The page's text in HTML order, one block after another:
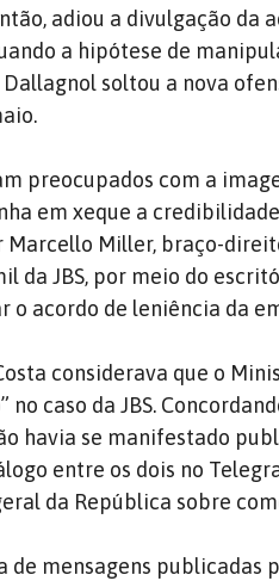
adiou a divulgação da
a hipótese de
soltou a nova
preocupados com a
em xeque a
Miller, braço-
da JBS, por meio do
o acordo de leniência da
considerava que o
no caso da JBS.
havia se manifestado
entre os dois no
da República sobre
de mensagens publicadas